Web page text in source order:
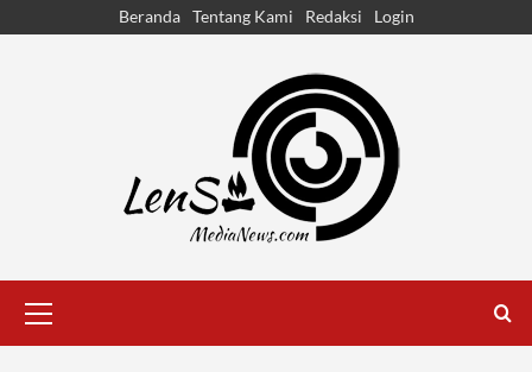
Beranda Tentang Kami Redaksi Login
Menu